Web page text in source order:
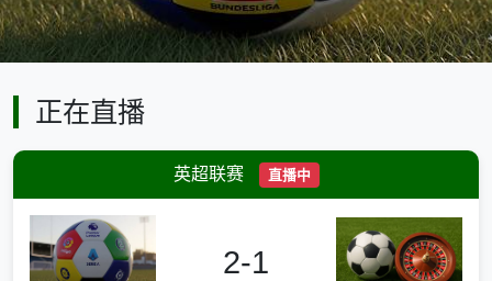
正在直播
英超联赛 直播中
2-1